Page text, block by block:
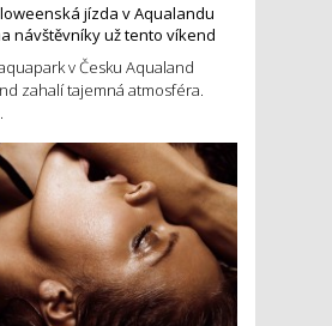
jízda v Aqualandu
návštěvníky už tento víkend
v Česku Aqualand
zahalí tajemná atmosféra.